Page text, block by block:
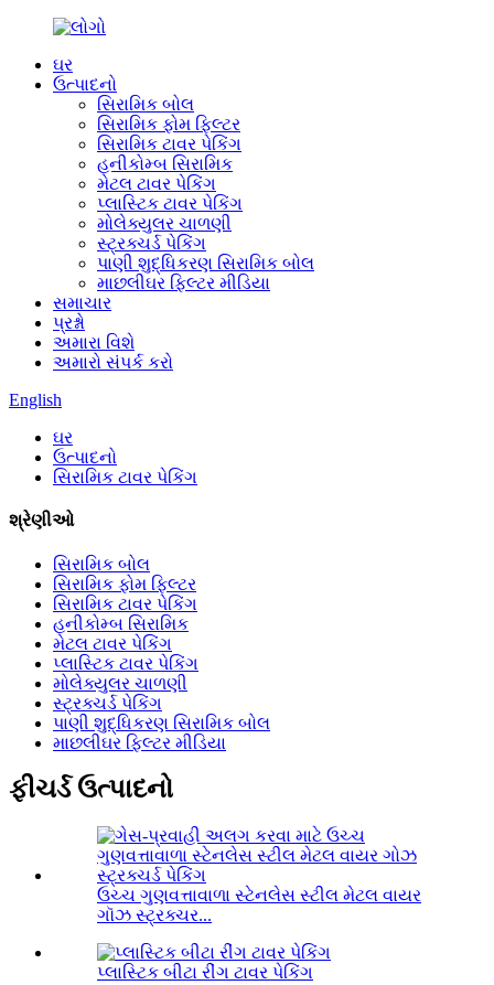
ઘર
ઉત્પાદનો
સિરામિક બોલ
સિરામિક ફોમ ફિલ્ટર
સિરામિક ટાવર પેકિંગ
હનીકોમ્બ સિરામિક
મેટલ ટાવર પેકિંગ
પ્લાસ્ટિક ટાવર પેકિંગ
મોલેક્યુલર ચાળણી
સ્ટ્રક્ચર્ડ પેકિંગ
પાણી શુદ્ધિકરણ સિરામિક બોલ
માછલીઘર ફિલ્ટર મીડિયા
સમાચાર
પ્રશ્નો
અમારા વિશે
અમારો સંપર્ક કરો
English
ઘર
ઉત્પાદનો
સિરામિક ટાવર પેકિંગ
શ્રેણીઓ
સિરામિક બોલ
સિરામિક ફોમ ફિલ્ટર
સિરામિક ટાવર પેકિંગ
હનીકોમ્બ સિરામિક
મેટલ ટાવર પેકિંગ
પ્લાસ્ટિક ટાવર પેકિંગ
મોલેક્યુલર ચાળણી
સ્ટ્રક્ચર્ડ પેકિંગ
પાણી શુદ્ધિકરણ સિરામિક બોલ
માછલીઘર ફિલ્ટર મીડિયા
ફીચર્ડ ઉત્પાદનો
ઉચ્ચ ગુણવત્તાવાળા સ્ટેનલેસ સ્ટીલ મેટલ વાયર
ગૉઝ સ્ટ્રક્ચર...
પ્લાસ્ટિક બીટા રીંગ ટાવર પેકિંગ